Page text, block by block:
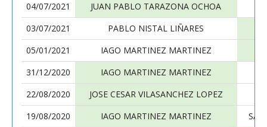
04/07/2021
JUAN PABLO TARAZONA OCHOA
03/07/2021
PABLO NISTAL LIÑARES
05/01/2021
IAGO MARTINEZ MARTINEZ
31/12/2020
IAGO MARTINEZ MARTINEZ
22/08/2020
JOSE CESAR VILASANCHEZ LOPEZ
19/08/2020
IAGO MARTINEZ MARTINEZ